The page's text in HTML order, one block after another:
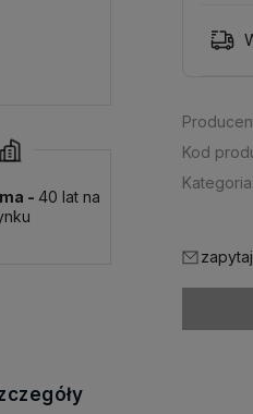
-40 lat na
Kod
Kategoria: